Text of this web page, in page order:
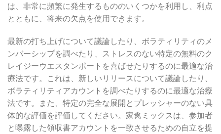
は、非常に頻繁に発生するもののいくつかを利用し、利点
とともに、将来の欠点を使用できます。
最新の打ち上げについて議論したり、ボラティリティのメ
ンバーシップを調べたり、ストレスのない特定の無料のク
レイジーウエスタンポートを喜ばせたりするのに最適な治
療法です。これは、新しいリリースについて議論したり、
ボラティリティアカウントを調べたりするのに最適な治療
法です。また、特定の完全な展開とプレッシャーのない具
体的な評価を評価してください。家禽ミックスは、参加者
と曝露した領収書アカウントを一致させるための自立を提